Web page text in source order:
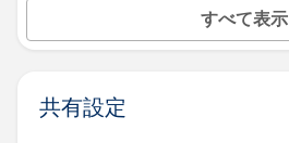
すべて表示
共有設定